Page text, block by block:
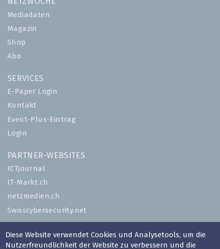
NETZWOCHE
Mediadaten
Magazin
Shop
Abo
SERVICES
E-Paper Login
Kontakt
Event-Plus-Eintrag
Login
PARTNER-WEBSITES
ICTjournal
IT-Markt.ch
netzmedien.ch
Swisscybersecurity.net
© NETZMEDIEN AG 2026
Impressum
Diese Website verwendet Cookies und Analysetools, um die
Nutzerfreundlichkeit der Website zu verbessern und die